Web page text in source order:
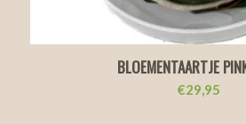
BLOEMENTAARTJE
€29,95